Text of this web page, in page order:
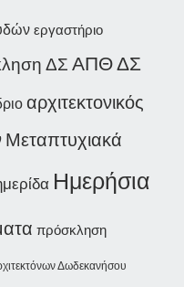
εργαστήριο
ΔΣ ΑΠΘΔΣ
αρχιτεκτονικός
Μεταπτυχιακά
Ημερήσια
πρόσκληση
Δωδεκανήσου